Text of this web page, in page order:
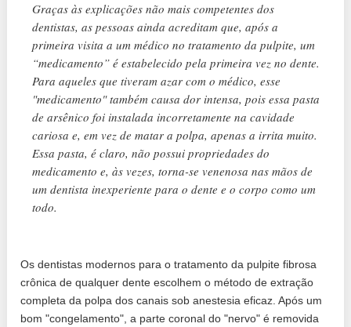
Graças às explicações não mais competentes dos
dentistas, as pessoas ainda acreditam que, após a
primeira visita a um médico no tratamento da pulpite, um
“medicamento” é estabelecido pela primeira vez no dente.
Para aqueles que tiveram azar com o médico, esse
"medicamento" também causa dor intensa, pois essa pasta
de arsênico foi instalada incorretamente na cavidade
cariosa e, em vez de matar a polpa, apenas a irrita muito.
Essa pasta, é claro, não possui propriedades do
medicamento e, às vezes, torna-se venenosa nas mãos de
um dentista inexperiente para o dente e o corpo como um
todo.
Os dentistas modernos para o tratamento da pulpite fibrosa
crônica de qualquer dente escolhem o método de extração
completa da polpa dos canais sob anestesia eficaz. Após um
bom "congelamento", a parte coronal do "nervo" é removida